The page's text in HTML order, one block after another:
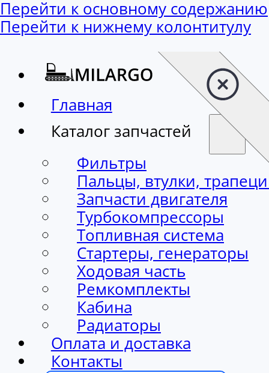
Перейти к основному содержанию
Перейти к нижнему колонтитулу
Главная
Каталог запчастей
Фильтры
Пальцы, втулки,
Запчасти двигателя
Турбокомпрессоры
Топливная система
Стартеры, генераторы
Ходовая часть
Ремкомплекты
Кабина
Радиаторы
Оплата и доставка
Контакты